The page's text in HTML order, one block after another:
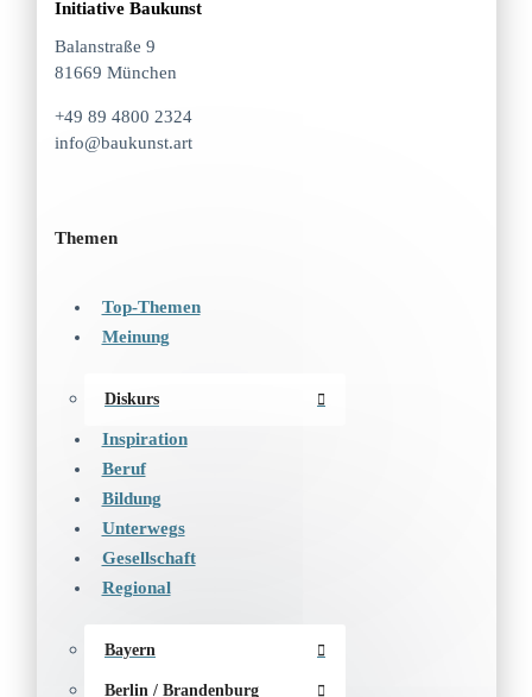
Initiative Baukunst
Balanstraße 9
81669 München
+49 89 4800 2324
info@baukunst.art
Themen
Top-Themen
Meinung
Diskurs
Inspiration
Beruf
Bildung
Unterwegs
Gesellschaft
Regional
Bayern
Berlin / Brandenburg